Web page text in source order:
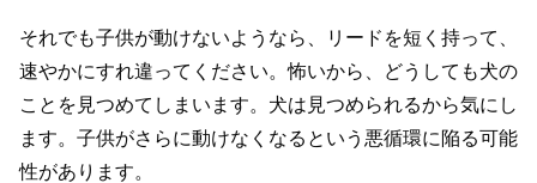
それでも子供が動けないようなら、リードを短く持って、
速やかにすれ違ってください。怖いから、どうしても犬の
ことを見つめてしまいます。犬は見つめられるから気にし
ます。子供がさらに動けなくなるという悪循環に陥る可能
性があります。